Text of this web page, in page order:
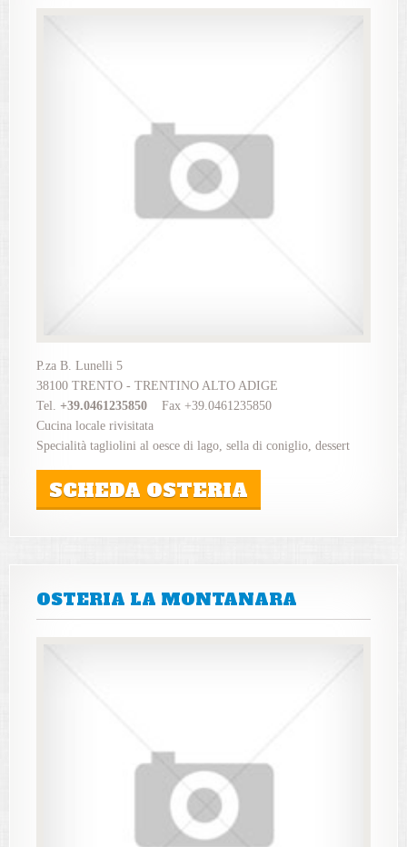
P.za B. Lunelli 5
38100 TRENTO - TRENTINO ALTO ADIGE
Tel. +39.0461235850 Fax +39.0461235850
Cucina locale rivisitata
Specialità tagliolini al oesce di lago, sella di coniglio, dessert
SCHEDA OSTERIA
OSTERIA LA MONTANARA